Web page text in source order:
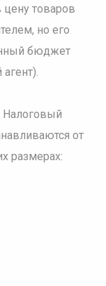
товаров
но его
бюджет
Налоговый
от
размерах: